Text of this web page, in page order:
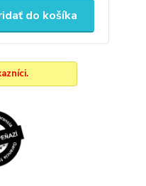
do košíka